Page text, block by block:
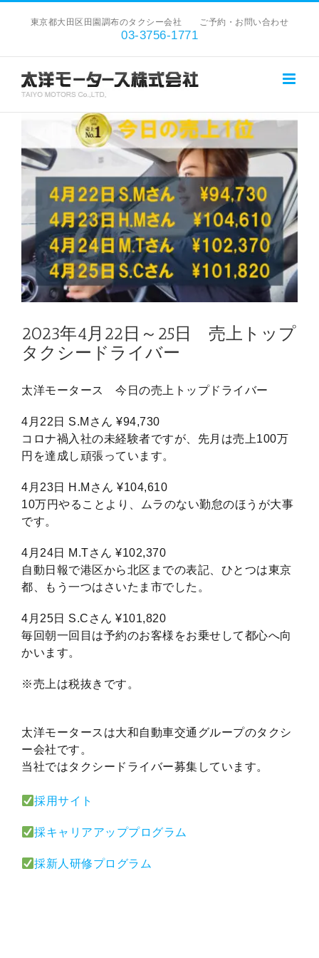
東京都大田区田園調布のタクシー会社 ご予約・お問い合わせ
03-3756-1771
Image
2023年4月22日～25日 売上トップ
タクシードライバー
太洋モータース 今日の売上トップドライバー
4月22日 S.Mさん ¥94,730
コロナ禍入社の未経験者ですが、先月は売上100万
円を達成し頑張っています。
4月23日 H.Mさん ¥104,610
10万円やることより、ムラのない勤怠のほうが大事
です。
4月24日 M.Tさん ¥102,370
自動日報で港区から北区までの表記、ひとつは東京
都、もう一つはさいたま市でした。
4月25日 S.Cさん ¥101,820
毎回朝一回目は予約のお客様をお乗せして都心へ向
かいます。
※売上は税抜きです。
太洋モータースは大和自動車交通グループのタクシ
ー会社です。
当社ではタクシードライバー募集しています。
採用サイト
採キャリアアッププログラム
採新人研修プログラム